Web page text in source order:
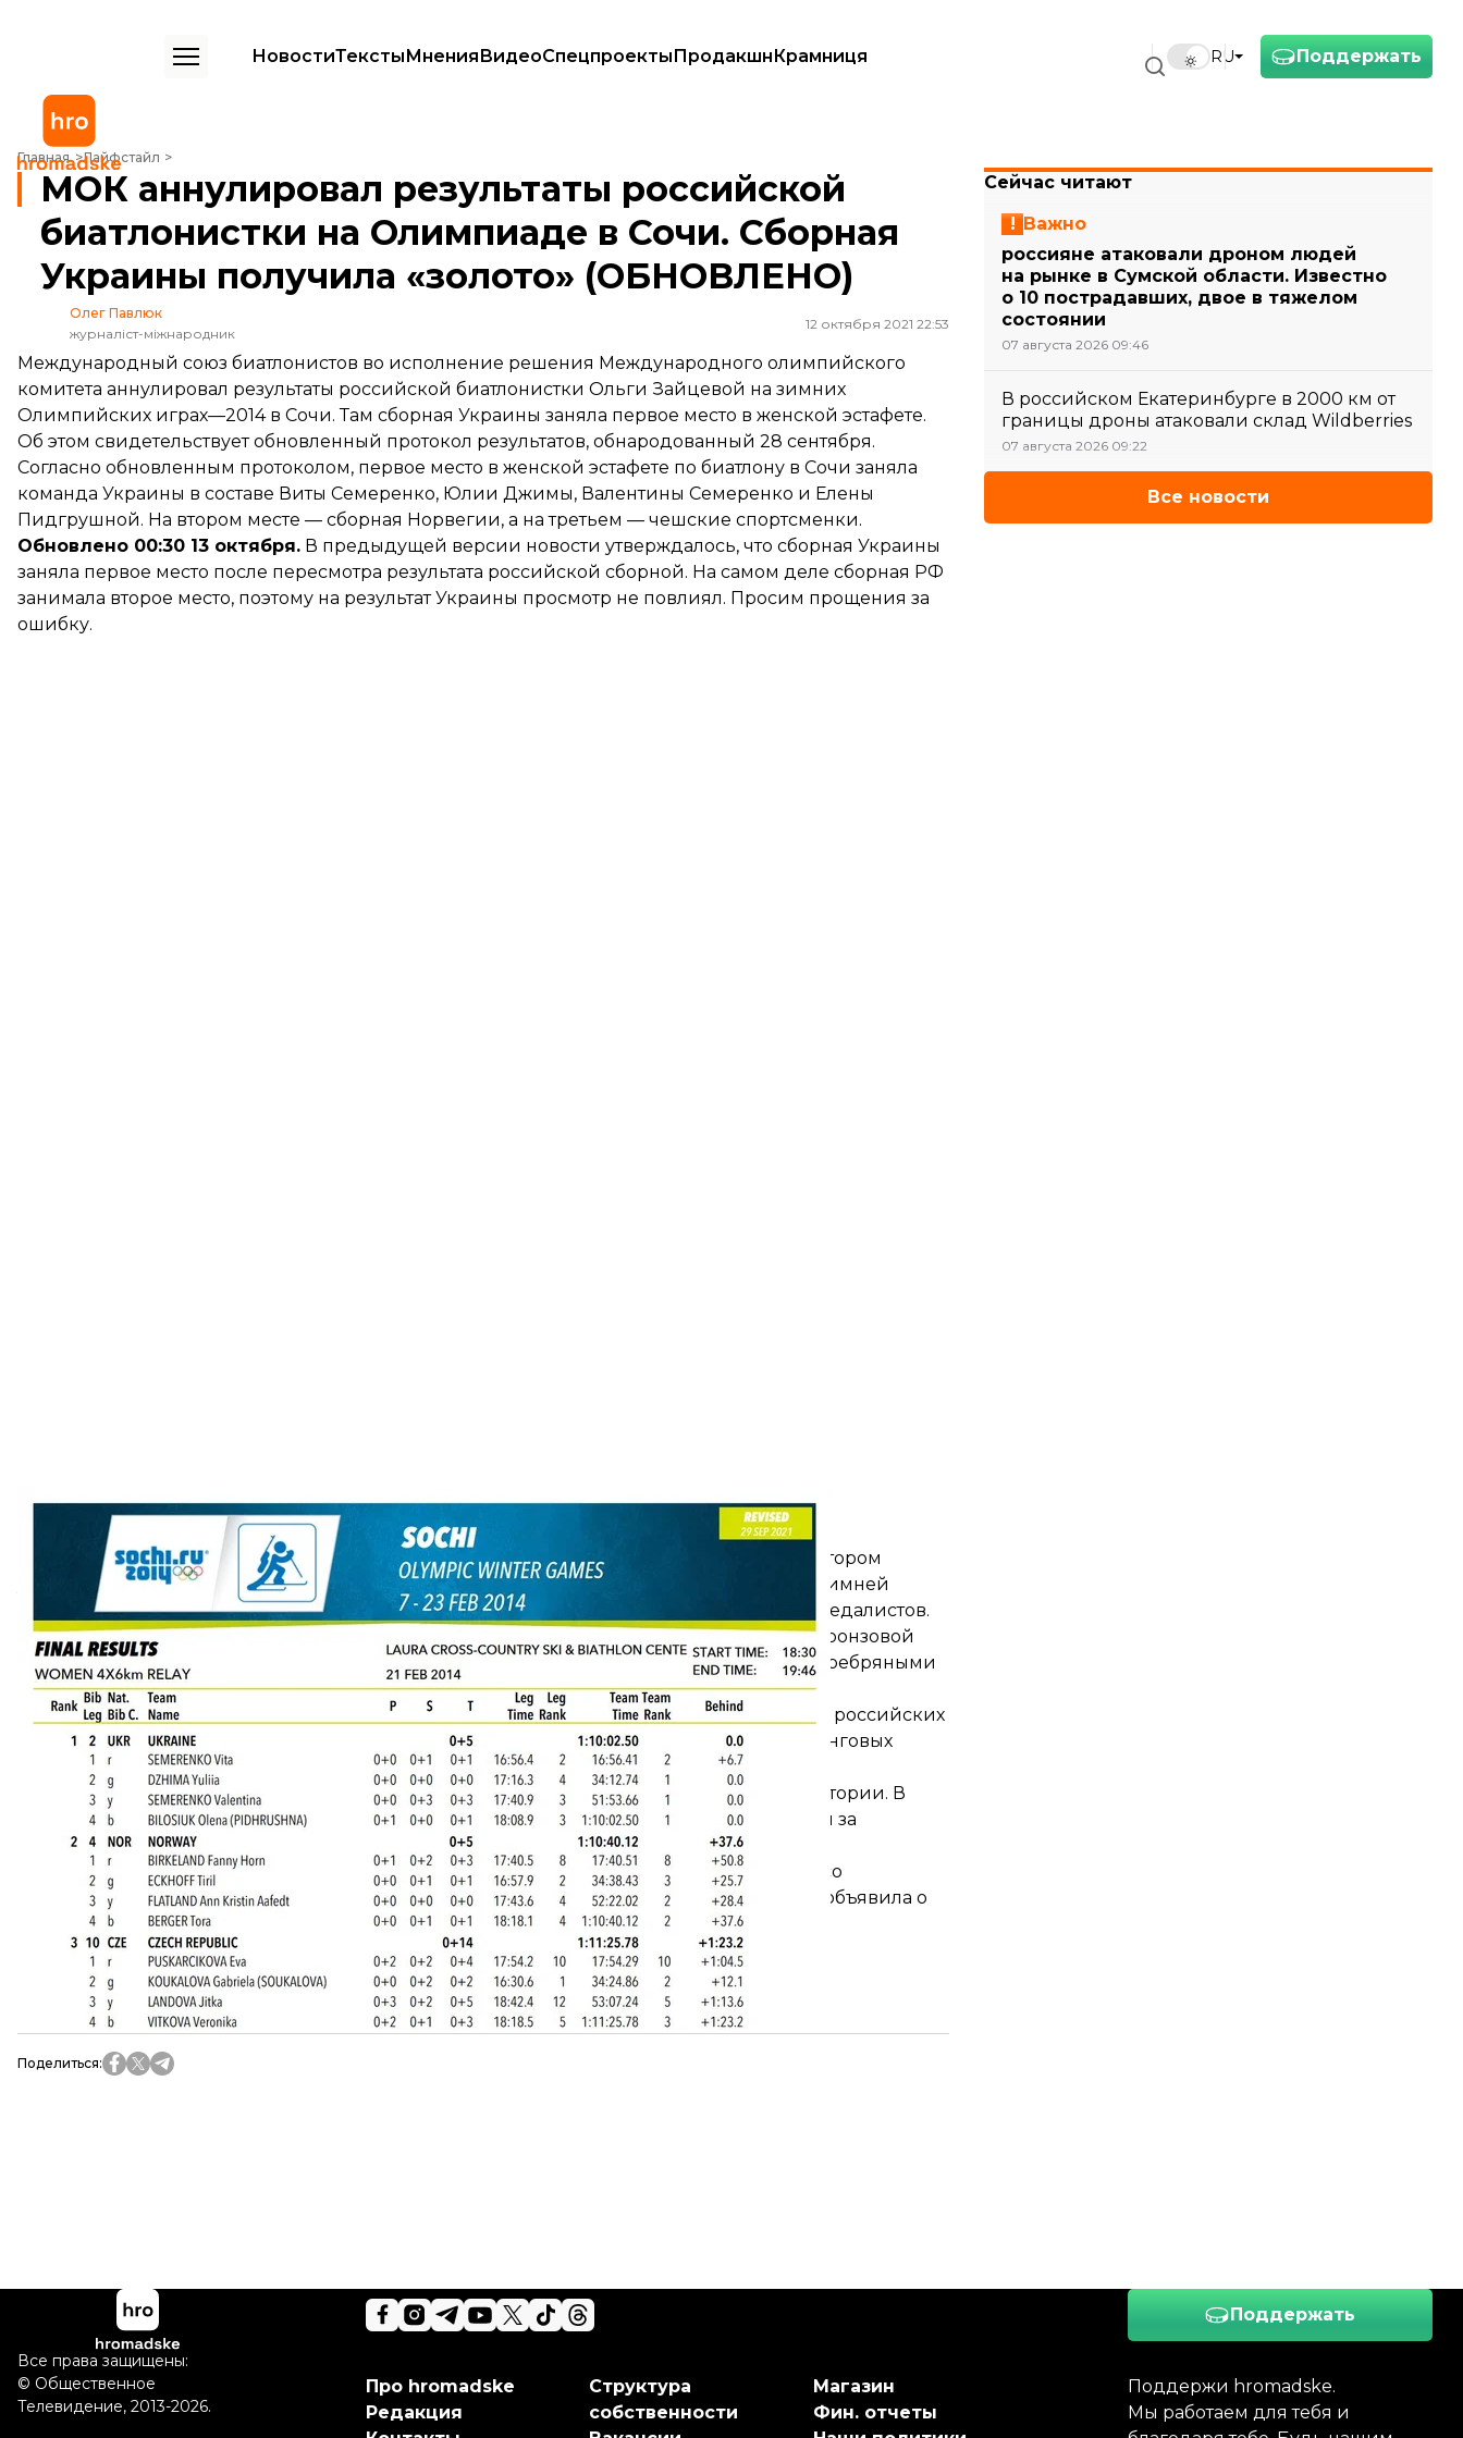
Поддержать
RU
НовостиТекстыМненияВидеоСпецпроектыПродакшнКрамниця
Главная Лайфстайл
МОК аннулировал результаты российской биатлонистки на Олимпиаде в Сочи. Сборная Украины получила «золото» (ОБНОВЛЕНО)
МОК аннулировал результаты российской
биатлонистки на Олимпиаде в Сочи. Сборная
Украины получила «золото» (ОБНОВЛЕНО)
Олег Павлюк
журналіст-міжнародник
12 октября 2021 22:53
Международный союз биатлонистов во исполнение решения Международного олимпийского
комитета аннулировал результаты российской биатлонистки Ольги Зайцевой на зимних
Олимпийских играх—2014 в Сочи. Там сборная Украины заняла первое место в женской эстафете.
Об этом свидетельствуетобновленный протокол результатов, обнародованный 28 сентября.
Согласно обновленным протоколом, первое место в женской эстафете по биатлону в Сочи заняла
команда Украины в составе Виты Семеренко, Юлии Джимы, Валентины Семеренко и Елены
Пидгрушной. На втором месте — сборная Норвегии, а на третьем — чешские спортсменки.
Обновлено 00:30 13 октября. В предыдущей версии новости утверждалось, что сборная Украины
заняла первое место после пересмотра результата российской сборной. На самом деле сборная РФ
занимала второе место, поэтому на результат Украины просмотр не повлиял. Просим прощения за
ошибку.
Протокол результатов женской естафеты, биатлон, зимние Олимпийские игры-2014
IBU
В 2016 году канадский спортивный юрист Ричард Макларен обнародовал доклад, в котором
утверждалось, что российская сборная нарушила антидопинговые правила во время зимней
Олимпиады-2014 в Сочи — в частности, скрыв положительные пробы 12 спортсменов-медалистов.
В результате российская сборная лишилась трех золотых, шести серебряных и одной бронзовой
медали. Несмотря на это, в общем зачете РФ занимает первое место с 11 золотыми, 10 серебряными
и девятью бронзовыми наградами.
В 2017 году Международный олимпийский комитет пожизненно дисквалифицировал российских
биатлонисток Ольгу Зайцеву, Ольгу Вилухину и Яну Романову за нарушение антидопинговых
правил и лишил их завоеванных в Сочи медалей.
Речь шла о манипуляциях с пробами на допинг в Московской антидопинговой лаборатории. В
январе 2020 года Всемирный антидопинговый комитет временно лишил ее лицензии за
нарушения, а в октябре 2021-го
окончательно лишил права осуществлять анализы
Зайцева подала апелляцию на решение МОК. Ее удовлетворили лишь частично, сняв со
спортсменки пожизненный запрет на участие в Олимпийских играх. Но женщина уже объявила о
завершении спортивной карьеры.
Сочи Олимпийские игры МОк Биатлон
Поделиться:
Сейчас читают
Важно
россияне атаковали дроном людей
на рынке в Сумской области. Известно
о 10 пострадавших, двое в тяжелом
состоянии
07 августа 2026 09:46
В российском Екатеринбурге в 2000 км от
границы дроны атаковали склад Wildberries
07 августа 2026 09:22
Все новости
Поддержать
Поддержи hromadske.
Мы работаем для тебя и
Про hromadske
Редакция
Структура
собственности
Магазин
Фин. отчеты
Все права защищены:
© Общественное
Телевидение, 2013-2026.